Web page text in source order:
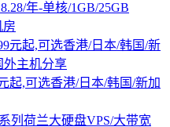
年-单核/1GB/25GB
房
起,可选香港/日本/韩国/新加